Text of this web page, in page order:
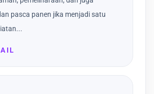
pasca panen jika menjadi satu